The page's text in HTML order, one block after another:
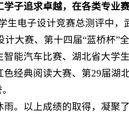
子追求卓越，在各类专业赛
生电子设计竞赛总测评中
计大赛、第十四届“蓝桥杯”
能汽车比赛、湖北省大学
色经典阅读大赛、第29届湖
雨。以上成绩的取得，凝聚